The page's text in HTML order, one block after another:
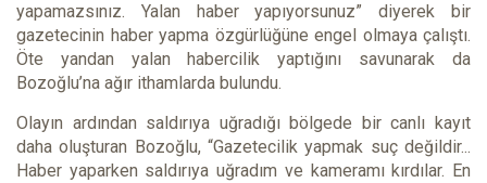
yapamazsınız. Yalan haber yapıyorsunuz” diyerek bir
gazetecinin haber yapma özgürlüğüne engel olmaya çalıştı.
Öte yandan yalan habercilik yaptığını savunarak da
Bozoğlu’na ağır ithamlarda bulundu.
Olayın ardından saldırıya uğradığı bölgede bir canlı kayıt
daha oluşturan Bozoğlu, “Gazetecilik yapmak suç değildir...
Haber yaparken saldırıya uğradım ve kameramı kırdılar. En